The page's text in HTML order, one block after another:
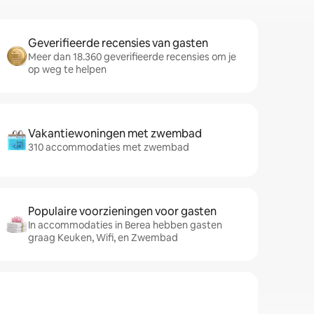
Geverifieerde recensies van gasten
Meer dan 18.360 geverifieerde recensies om je
op weg te helpen
Vakantiewoningen met zwembad
310 accommodaties met zwembad
Populaire voorzieningen voor gasten
In accommodaties in Berea hebben gasten
graag Keuken, Wifi, en Zwembad